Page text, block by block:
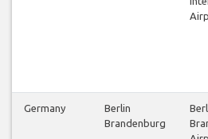
Germany
Berlin
Brandenburg